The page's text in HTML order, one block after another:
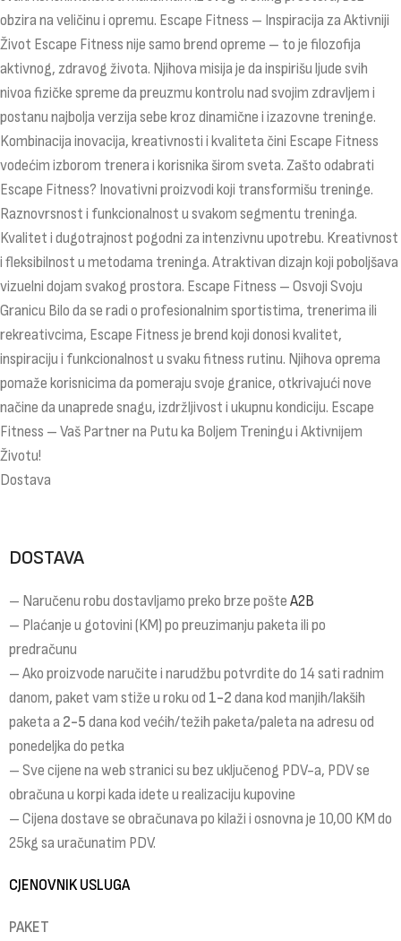
obzira na veličinu i opremu. Escape Fitness – Inspiracija za Aktivniji
Život Escape Fitness nije samo brend opreme – to je filozofija
aktivnog, zdravog života. Njihova misija je da inspirišu ljude svih
nivoa fizičke spreme da preuzmu kontrolu nad svojim zdravljem i
postanu najbolja verzija sebe kroz dinamične i izazovne treninge.
Kombinacija inovacija, kreativnosti i kvaliteta čini Escape Fitness
vodećim izborom trenera i korisnika širom sveta. Zašto odabrati
Escape Fitness? Inovativni proizvodi koji transformišu treninge.
Raznovrsnost i funkcionalnost u svakom segmentu treninga.
Kvalitet i dugotrajnost pogodni za intenzivnu upotrebu. Kreativnost
i fleksibilnost u metodama treninga. Atraktivan dizajn koji poboljšava
vizuelni dojam svakog prostora. Escape Fitness – Osvoji Svoju
Granicu Bilo da se radi o profesionalnim sportistima, trenerima ili
rekreativcima, Escape Fitness je brend koji donosi kvalitet,
inspiraciju i funkcionalnost u svaku fitness rutinu. Njihova oprema
pomaže korisnicima da pomeraju svoje granice, otkrivajući nove
načine da unaprede snagu, izdržljivost i ukupnu kondiciju. Escape
Fitness – Vaš Partner na Putu ka Boljem Treningu i Aktivnijem
Životu!
Dostava
DOSTAVA
– Naručenu robu dostavljamo preko brze pošte A2B
– Plaćanje u gotovini (KM) po preuzimanju paketa ili po
predračunu
– Ako proizvode naručite i narudžbu potvrdite do 14 sati radnim
danom, paket vam stiže u roku od 1-2 dana kod manjih/lakših
paketa a 2-5 dana kod većih/težih paketa/paleta na adresu od
ponedeljka do petka
– Sve cijene na web stranici su bez uključenog PDV-a, PDV se
obračuna u korpi kada idete u realizaciju kupovine
– Cijena dostave se obračunava po kilaži i osnovna je 10,00 KM do
25kg sa uračunatim PDV.
CJENOVNIK USLUGA
PAKET